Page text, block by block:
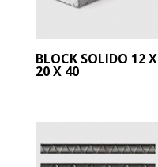
BLOCK SOLIDO 12 X
20 X 40